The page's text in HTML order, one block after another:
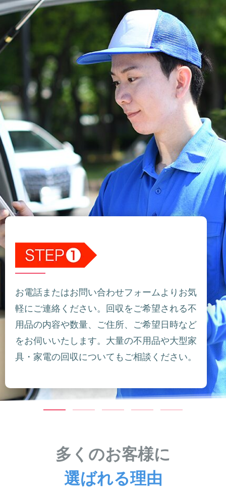
お電話またはお問い合わせフォームよりお気
軽にご連絡ください。回収をご希望される不
用品の内容や数量、ご住所、ご希望日時など
をお伺いいたします。大量の不用品や大型家
具・家電の回収についてもご相談ください。
多くのお客様に
選ばれる理由